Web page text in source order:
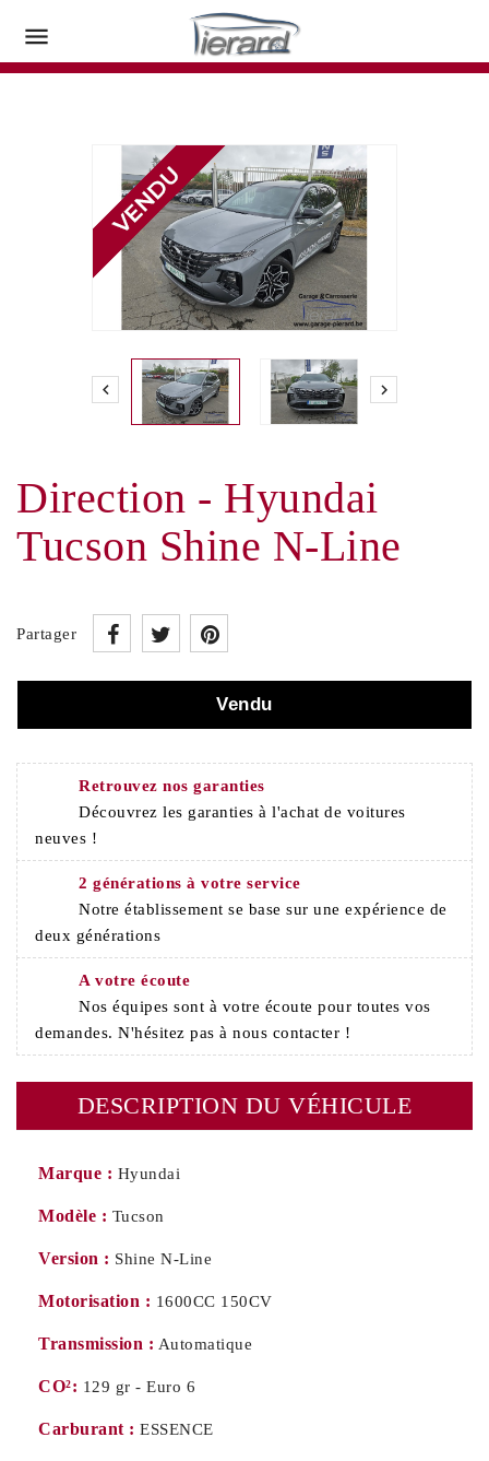

 
Direction - Hyundai
Tucson Shine N-Line
Partager
Vendu
Retrouvez nos garanties
Découvrez les garanties à l'achat de voitures
neuves !
2 générations à votre service
Notre établissement se base sur une expérience de
deux générations
A votre écoute
Nos équipes sont à votre écoute pour toutes vos
demandes. N'hésitez pas à nous contacter !
DESCRIPTION DU VÉHICULE
Marque : Hyundai
Modèle : Tucson
Version : Shine N-Line
Motorisation : 1600CC 150CV
Transmission : Automatique
CO²: 129 gr - Euro 6
Carburant : ESSENCE